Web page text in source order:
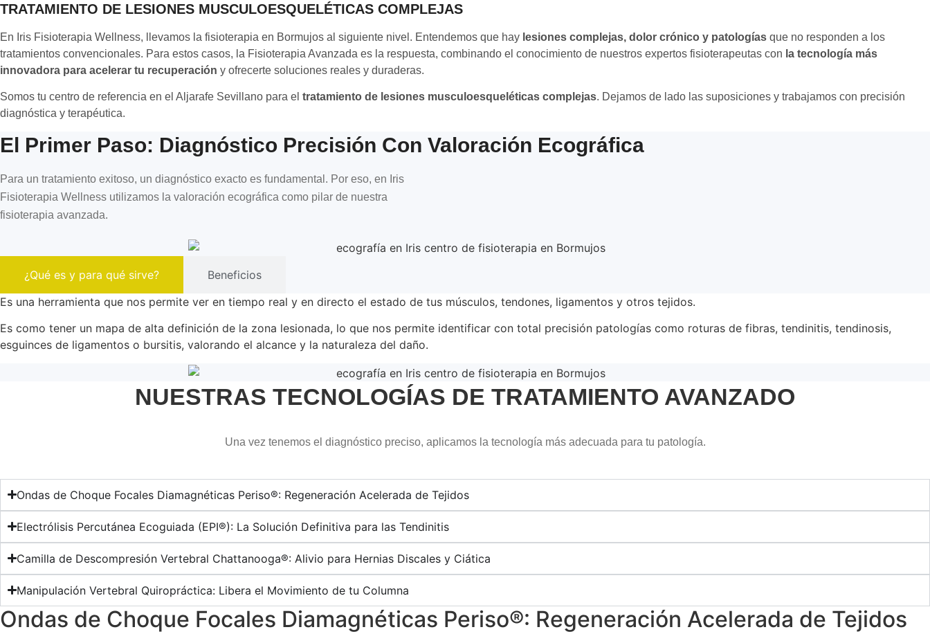
TRATAMIENTO DE LESIONES MUSCULOESQUELÉTICAS COMPLEJAS
En Iris Fisioterapia Wellness, llevamos la fisioterapia en Bormujos al siguiente nivel. Entendemos que hay lesiones complejas, dolor crónico y patologías que no responden a los
tratamientos convencionales. Para estos casos, la Fisioterapia Avanzada es la respuesta, combinando el conocimiento de nuestros expertos fisioterapeutas con la tecnología más
innovadora para acelerar tu recuperación y ofrecerte soluciones reales y duraderas.
Somos tu centro de referencia en el Aljarafe Sevillano para el tratamiento de lesiones musculoesqueléticas complejas. Dejamos de lado las suposiciones y trabajamos con precisión
diagnóstica y terapéutica.
El Primer Paso: Diagnóstico Precisión Con Valoración Ecográfica
Para un tratamiento exitoso, un diagnóstico exacto es fundamental. Por eso, en Iris
Fisioterapia Wellness utilizamos la valoración ecográfica como pilar de nuestra
fisioterapia avanzada.
¿Qué es y para qué sirve?
Beneficios
Es una herramienta que nos permite ver en tiempo real y en directo el estado de tus músculos, tendones, ligamentos y otros tejidos.
Es como tener un mapa de alta definición de la zona lesionada, lo que nos permite identificar con total precisión patologías como roturas de fibras, tendinitis, tendinosis,
esguinces de ligamentos o bursitis, valorando el alcance y la naturaleza del daño.
NUESTRAS TECNOLOGÍAS DE TRATAMIENTO AVANZADO
Una vez tenemos el diagnóstico preciso, aplicamos la tecnología más adecuada para tu patología.
Ondas de Choque Focales Diamagnéticas Periso®: Regeneración Acelerada de Tejidos
Electrólisis Percutánea Ecoguiada (EPI®): La Solución Definitiva para las Tendinitis
Camilla de Descompresión Vertebral Chattanooga®: Alivio para Hernias Discales y Ciática
Manipulación Vertebral Quiropráctica: Libera el Movimiento de tu Columna
Ondas de Choque Focales Diamagnéticas Periso®: Regeneración Acelerada de Tejidos